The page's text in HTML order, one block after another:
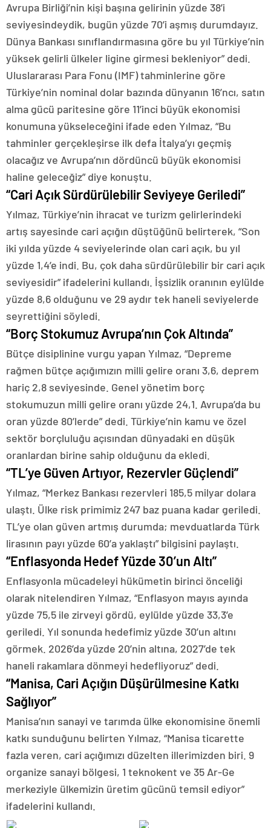
Avrupa Birliği’nin kişi başına gelirinin yüzde 38’i
seviyesindeydik, bugün yüzde 70’i aşmış durumdayız.
Dünya Bankası sınıflandırmasına göre bu yıl Türkiye’nin
yüksek gelirli ülkeler ligine girmesi bekleniyor” dedi.
Uluslararası Para Fonu (IMF) tahminlerine göre
Türkiye’nin nominal dolar bazında dünyanın 16’ncı, satın
alma gücü paritesine göre 11’inci büyük ekonomisi
konumuna yükseleceğini ifade eden Yılmaz, “Bu
tahminler gerçekleşirse ilk defa İtalya’yı geçmiş
olacağız ve Avrupa’nın dördüncü büyük ekonomisi
haline geleceğiz” diye konuştu.
“Cari Açık Sürdürülebilir Seviyeye Geriledi”
Yılmaz, Türkiye’nin ihracat ve turizm gelirlerindeki
artış sayesinde cari açığın düştüğünü belirterek, “Son
iki yılda yüzde 4 seviyelerinde olan cari açık, bu yıl
yüzde 1,4’e indi. Bu, çok daha sürdürülebilir bir cari açık
seviyesidir” ifadelerini kullandı. İşsizlik oranının eylülde
yüzde 8,6 olduğunu ve 29 aydır tek haneli seviyelerde
seyrettiğini söyledi.
“Borç Stokumuz Avrupa’nın Çok Altında”
Bütçe disiplinine vurgu yapan Yılmaz, “Depreme
rağmen bütçe açığımızın milli gelire oranı 3,6, deprem
hariç 2,8 seviyesinde. Genel yönetim borç
stokumuzun milli gelire oranı yüzde 24,1. Avrupa’da bu
oran yüzde 80’lerde” dedi. Türkiye’nin kamu ve özel
sektör borçluluğu açısından dünyadaki en düşük
oranlardan birine sahip olduğunu da ekledi.
“TL’ye Güven Artıyor, Rezervler Güçlendi”
Yılmaz, “Merkez Bankası rezervleri 185,5 milyar dolara
ulaştı. Ülke risk primimiz 247 baz puana kadar geriledi.
TL’ye olan güven artmış durumda; mevduatlarda Türk
lirasının payı yüzde 60’a yaklaştı” bilgisini paylaştı.
“Enflasyonda Hedef Yüzde 30’un Altı”
Enflasyonla mücadeleyi hükümetin birinci önceliği
olarak nitelendiren Yılmaz, “Enflasyon mayıs ayında
yüzde 75,5 ile zirveyi gördü, eylülde yüzde 33,3’e
geriledi. Yıl sonunda hedefimiz yüzde 30’un altını
görmek. 2026’da yüzde 20’nin altına, 2027’de tek
haneli rakamlara dönmeyi hedefliyoruz” dedi.
“Manisa, Cari Açığın Düşürülmesine Katkı
Sağlıyor”
Manisa’nın sanayi ve tarımda ülke ekonomisine önemli
katkı sunduğunu belirten Yılmaz, “Manisa ticarette
fazla veren, cari açığımızı düzelten illerimizden biri. 9
organize sanayi bölgesi, 1 teknokent ve 35 Ar-Ge
merkeziyle ülkemizin üretim gücünü temsil ediyor”
ifadelerini kullandı.